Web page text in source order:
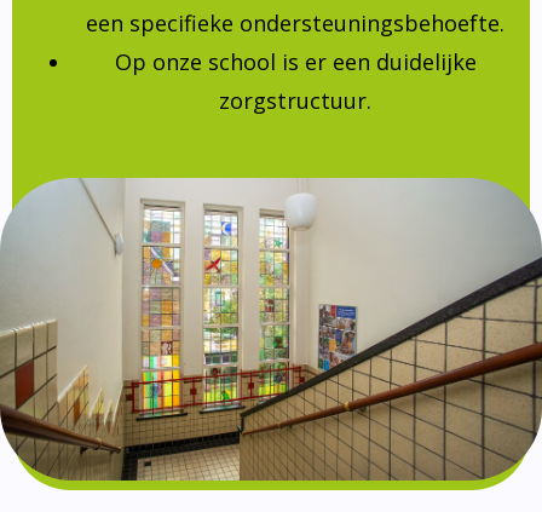
een specifieke ondersteuningsbehoefte.
Op onze school is er een duidelijke
zorgstructuur.